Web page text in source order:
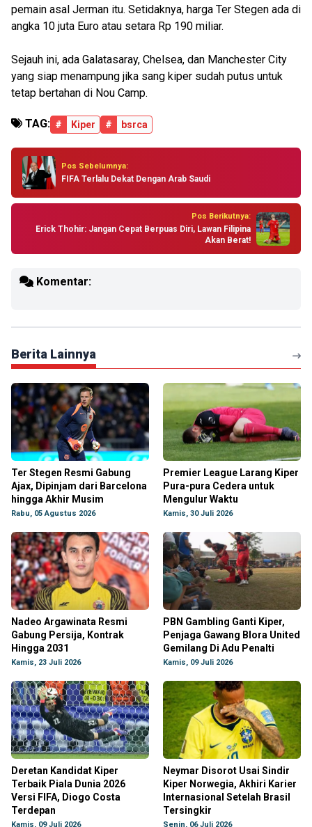
pemain asal Jerman itu. Setidaknya, harga Ter Stegen ada di
angka 10 juta Euro atau setara Rp 190 miliar.
Sejauh ini, ada Galatasaray, Chelsea, dan Manchester City
yang siap menampung jika sang kiper sudah putus untuk
tetap bertahan di Nou Camp.
TAG: # Kiper # bsrca
Pos Sebelumnya:
FIFA Terlalu Dekat Dengan Arab Saudi
Pos Berikutnya:
Erick Thohir: Jangan Cepat Berpuas Diri, Lawan Filipina
Akan Berat!
Komentar:
Berita Lainnya
Ter Stegen Resmi Gabung
Ajax, Dipinjam dari Barcelona
hingga Akhir Musim
Rabu, 05 Agustus 2026
Premier League Larang Kiper
Pura-pura Cedera untuk
Mengulur Waktu
Kamis, 30 Juli 2026
Nadeo Argawinata Resmi
Gabung Persija, Kontrak
Hingga 2031
Kamis, 23 Juli 2026
PBN Gambling Ganti Kiper,
Penjaga Gawang Blora United
Gemilang Di Adu Penalti
Kamis, 09 Juli 2026
Deretan Kandidat Kiper
Terbaik Piala Dunia 2026
Versi FIFA, Diogo Costa
Terdepan
Kamis, 09 Juli 2026
Neymar Disorot Usai Sindir
Kiper Norwegia, Akhiri Karier
Internasional Setelah Brasil
Tersingkir
Senin, 06 Juli 2026